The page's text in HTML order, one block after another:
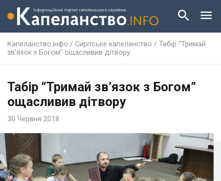
Капеланство.інфо / Сирітське капеланство / Табір “Тримай
зв’язок з Богом” ощасливив дітвору
Табір “Тримай зв’язок з Богом”
ощасливив дітвору
30 Червня 2018